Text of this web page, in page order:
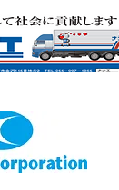
サー様募集中